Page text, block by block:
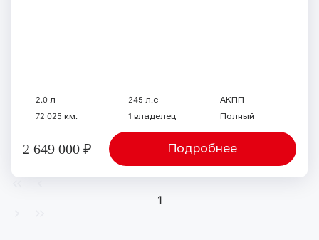
2.0 л 245 л.с
АКПП
72 025 км.
1 владелец Полный
Подробнее
2 649 000 ₽
1